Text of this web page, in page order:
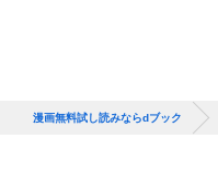
漫画無料試し読みならdブック